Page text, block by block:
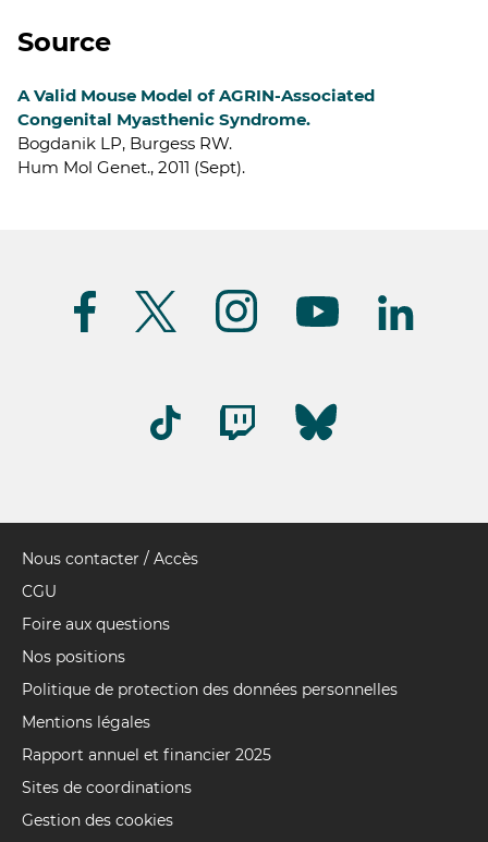
Source
A Valid Mouse Model of AGRIN-Associated
Congenital Myasthenic Syndrome.
Bogdanik LP, Burgess RW.
Hum Mol Genet., 2011 (Sept).
Pied
de
Nous contacter / Accès
CGU
Foire aux questions
Nos positions
Politique de protection des données personnelles
Mentions légales
Rapport annuel et financier 2025
Sites de coordinations
Gestion des cookies